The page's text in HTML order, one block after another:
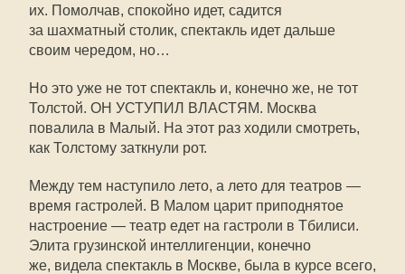
их. Помолчав, спокойно идет, садится
за шахматный столик, спектакль идет дальше
своим чередом, но…
Но это уже не тот спектакль и, конечно же, не тот
Толстой. ОН УСТУПИЛ ВЛАСТЯМ. Москва
повалила в Малый. На этот раз ходили смотреть,
как Толстому заткнули рот.
Между тем наступило лето, а лето для театров —
время гастролей. В Малом царит приподнятое
настроение — театр едет на гастроли в Тбилиси.
Элита грузинской интеллигенции, конечно
же, видела спектакль в Москве, была в курсе всего,